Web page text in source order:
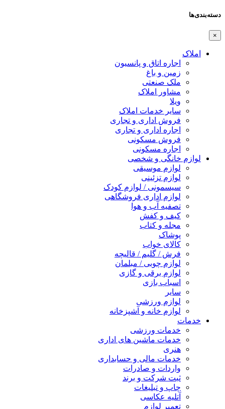
دسته‌بندی‌ها
×
املاک
اجاره اتاق و پانسیون
زمین و باغ
ملک صنعتی
مشاور املاک
ویلا
سایر خدمات املاک
فروش اداری و تجاری
اجاره اداری و تجاری
فروش مسکونی
اجاره مسکونی
لوازم خانگی و شخصی
لوازم موسیقی
لوازم تزئینی
سیسمونی / لوازم کودک
لوازم اداری فروشگاهی
تصفیه آب و هوا
کیف و کفش
مجله و کتاب
پوشاک
کالای خواب
فرش / گلیم / قالیچه
لوازم چوبی / مبلمان
لوازم برقی و گازی
اسباب بازی
سایر
لوازم ورزشی
لوازم خانه و آشپزخانه
خدمات
خدمات ورزشی
خدمات ماشین های اداری
هنری
خدمات مالی و حسابداری
واردات و صادرات
ثبت شرکت و برند
چاپ و تبلیغات
آتلیه عکاسی
تعمیر لوازم